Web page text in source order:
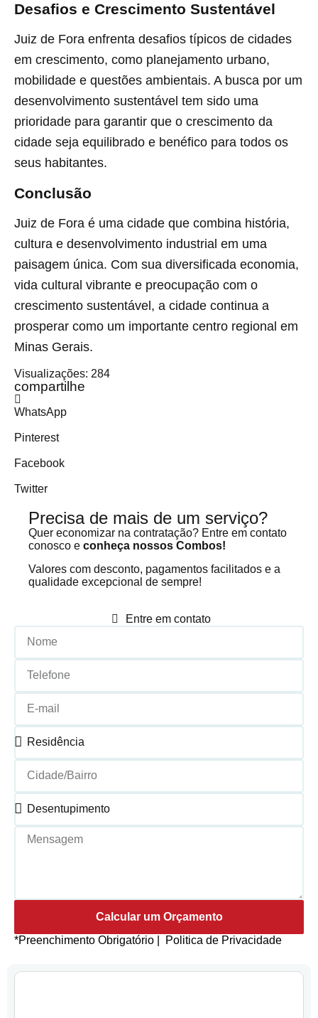
Desafios e Crescimento Sustentável
Juiz de Fora enfrenta desafios típicos de cidades
em crescimento, como planejamento urbano,
mobilidade e questões ambientais. A busca por um
desenvolvimento sustentável tem sido uma
prioridade para garantir que o crescimento da
cidade seja equilibrado e benéfico para todos os
seus habitantes.
Conclusão
Juiz de Fora é uma cidade que combina história,
cultura e desenvolvimento industrial em uma
paisagem única. Com sua diversificada economia,
vida cultural vibrante e preocupação com o
crescimento sustentável, a cidade continua a
prosperar como um importante centro regional em
Minas Gerais.
Visualizações: 284
compartilhe
WhatsApp
Pinterest
Facebook
Twitter
Precisa de mais de um serviço?
Quer economizar na contratação? Entre em contato
conosco e conheça nossos Combos!
Valores com desconto, pagamentos facilitados e a
qualidade excepcional de sempre!
Entre em contato
Calcular um Orçamento
*Preenchimento Obrigatório |
Politica de Privacidade